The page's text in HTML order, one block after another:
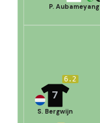
P. Aubameyang
6.2
7
S. Bergwijn